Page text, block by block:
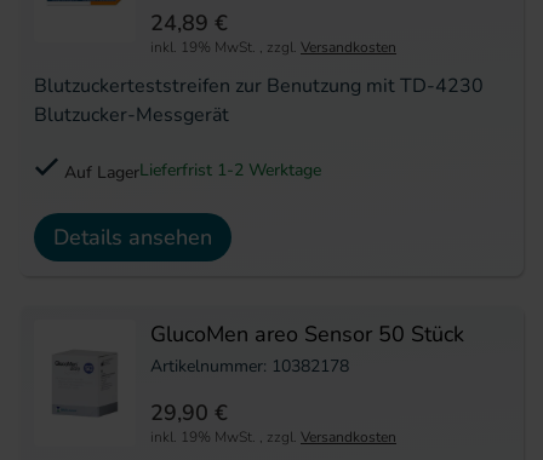
Blutzuckerteststreifen zur Benutzung mit TD-4230
Blutzucker-Messgerät
24,89 €
inkl. 19% MwSt. , zzgl. Versandkosten
Auf LagerLieferfrist 1-2 Werktage
Details ansehen
GlucoMen areo Sensor 50 Stück
Artikelnummer: 10382178
29,90 €
inkl. 19% MwSt. , zzgl. Versandkosten